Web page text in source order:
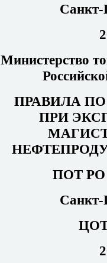
Санкт-
Министерство
ПРАВИЛА ПО
ПРИ
ПОТ РО
Санкт-